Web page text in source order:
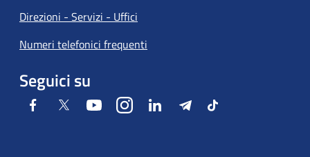
Direzioni - Servizi - Uffici
Numeri telefonici frequenti
Seguici su
Facebook Twitter YoutubeInstagramLinkedIn TelegramTiktok